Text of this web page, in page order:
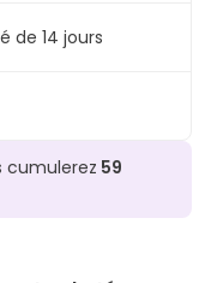
de 14 jours
cumulerez 59